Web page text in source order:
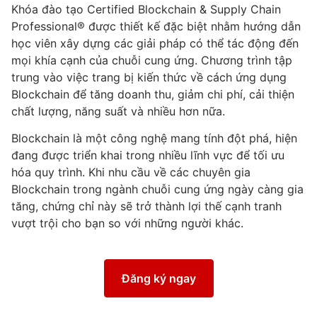
Khóa đào tạo Certified Blockchain & Supply Chain
Professional® được thiết kế đặc biệt nhằm hướng dẫn
học viên xây dựng các giải pháp có thể tác động đến
mọi khía cạnh của chuỗi cung ứng. Chương trình tập
trung vào việc trang bị kiến thức về cách ứng dụng
Blockchain để tăng doanh thu, giảm chi phí, cải thiện
chất lượng, năng suất và nhiều hơn nữa.
Blockchain là một công nghệ mang tính đột phá, hiện
đang được triển khai trong nhiều lĩnh vực để tối ưu
hóa quy trình. Khi nhu cầu về các chuyên gia
Blockchain trong ngành chuỗi cung ứng ngày càng gia
tăng, chứng chỉ này sẽ trở thành lợi thế cạnh tranh
vượt trội cho bạn so với những người khác.
Đăng ký ngay